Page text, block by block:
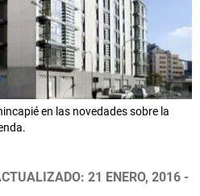
en las novedades sobre la
21 ENERO, 2016 -